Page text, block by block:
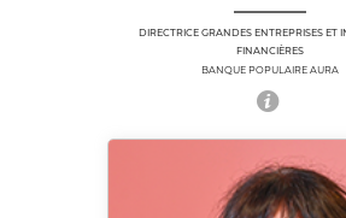
DIRECTRICE GRANDES ENTREPRISES ET
FINANCIÈRES
BANQUE POPULAIRE AURA